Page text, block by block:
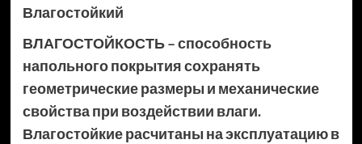
Влагостойкий
ВЛАГОСТОЙКОСТЬ – способность
напольного покрытия сохранять
геометрические размеры и механические
свойства при воздействии влаги.
Влагостойкие расчитаны на эксплуатацию в